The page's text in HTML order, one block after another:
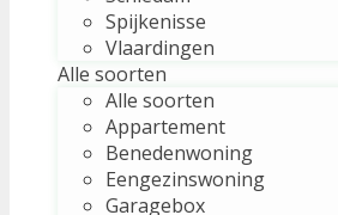
Spijkenisse
Vlaardingen
Alle soorten
Alle soorten
Appartement
Benedenwoning
Eengezinswoning
Garagebox